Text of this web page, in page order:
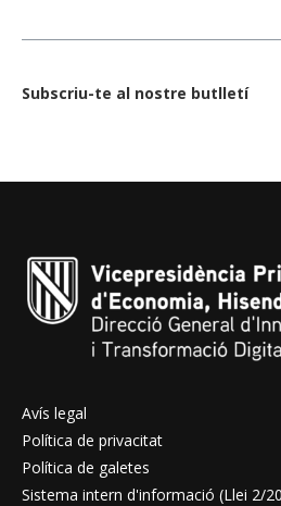
Subscriu-te al nostre butlletí
Avís legal
Política de privacitat
Política de galetes
Sistema intern d'informació (Llei 2/